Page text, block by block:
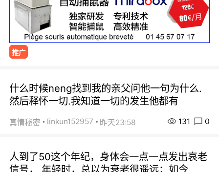
推广
什么时候neng找到我的亲父问他一句为什么.
然后释怀一切.我知道一切的发生他都有
真情秘密 linkun152957 昨天23:58 131 0
人到了50这个年纪，身体会一点一点发出哀老
信号， 年轻时，总以为衰老很遥远；如今